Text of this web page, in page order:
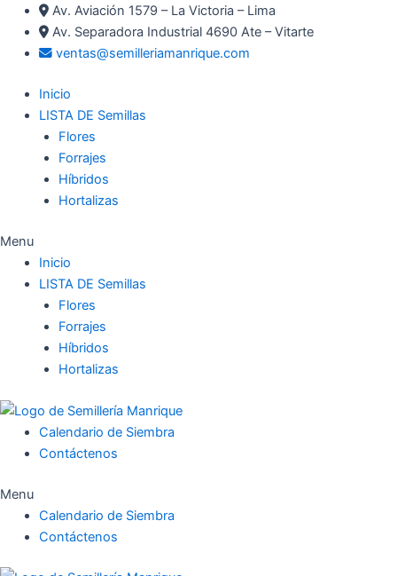
contenido
Av. Aviación 1579 – La Victoria – Lima
Av. Separadora Industrial 4690 Ate – Vitarte
ventas@semilleriamanrique.com
Inicio
LISTA DE Semillas
Flores
Forrajes
Híbridos
Hortalizas
Menu
Inicio
LISTA DE Semillas
Flores
Forrajes
Híbridos
Hortalizas
Calendario de Siembra
Contáctenos
Menu
Calendario de Siembra
Contáctenos